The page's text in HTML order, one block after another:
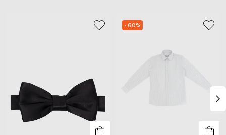
- 60%